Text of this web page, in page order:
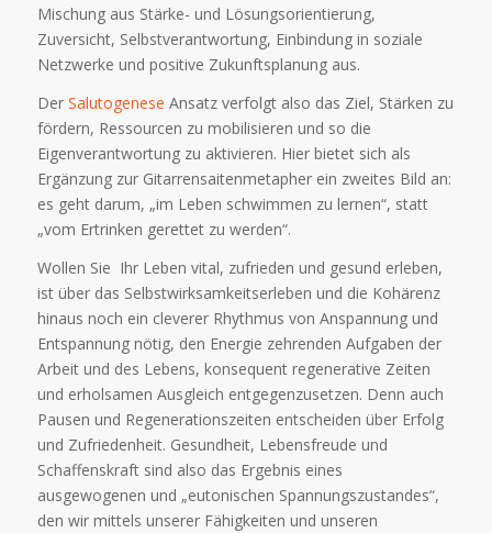
Mischung aus Stärke- und Lösungsorientierung,
Zuversicht, Selbstverantwortung, Einbindung in soziale
Netzwerke und positive Zukunftsplanung aus.
Der Salutogenese Ansatz verfolgt also das Ziel, Stärken zu
fördern, Ressourcen zu mobilisieren und so die
Eigenverantwortung zu aktivieren. Hier bietet sich als
Ergänzung zur Gitarrensaitenmetapher ein zweites Bild an:
es geht darum, „im Leben schwimmen zu lernen“, statt
„vom Ertrinken gerettet zu werden“.
Wollen Sie Ihr Leben vital, zufrieden und gesund erleben,
ist über das Selbstwirksamkeitserleben und die Kohärenz
hinaus noch ein cleverer Rhythmus von Anspannung und
Entspannung nötig, den Energie zehrenden Aufgaben der
Arbeit und des Lebens, konsequent regenerative Zeiten
und erholsamen Ausgleich entgegenzusetzen. Denn auch
Pausen und Regenerationszeiten entscheiden über Erfolg
und Zufriedenheit. Gesundheit, Lebensfreude und
Schaffenskraft sind also das Ergebnis eines
ausgewogenen und „eutonischen Spannungszustandes“,
den wir mittels unserer Fähigkeiten und unseren